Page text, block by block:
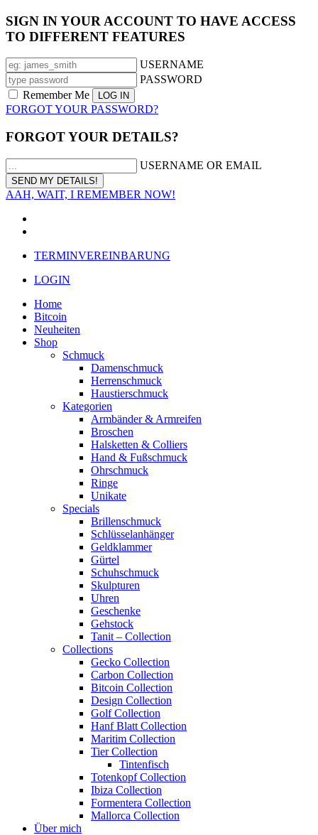
SIGN IN YOUR ACCOUNT TO HAVE ACCESS
TO DIFFERENT FEATURES
USERNAME
PASSWORD
Remember Me
FORGOT YOUR PASSWORD?
FORGOT YOUR DETAILS?
USERNAME OR EMAIL
AAH, WAIT, I REMEMBER NOW!
TERMINVEREINBARUNG
LOGIN
Home
Bitcoin
Neuheiten
Shop
Schmuck
Damenschmuck
Herrenschmuck
Haustierschmuck
Kategorien
Armbänder & Armreifen
Broschen
Halsketten & Colliers
Hand & Fußschmuck
Ohrschmuck
Ringe
Unikate
Specials
Brillenschmuck
Schlüsselanhänger
Geldklammer
Gürtel
Schuhschmuck
Skulpturen
Uhren
Geschenke
Gehstock
Tanit – Collection
Collections
Gecko Collection
Carbon Collection
Bitcoin Collection
Design Collection
Golf Collection
Hanf Blatt Collection
Maritim Collection
Tier Collection
Tintenfisch
Totenkopf Collection
Ibiza Collection
Formentera Collection
Mallorca Collection
Über mich